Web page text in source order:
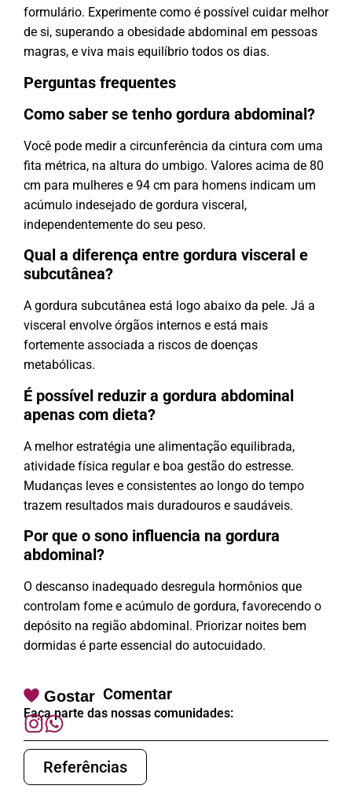
formulário. Experimente como é possível cuidar melhor
de si, superando a obesidade abdominal em pessoas
magras, e viva mais equilíbrio todos os dias.
Perguntas frequentes
Como saber se tenho gordura abdominal?
Você pode medir a circunferência da cintura com uma
fita métrica, na altura do umbigo. Valores acima de 80
cm para mulheres e 94 cm para homens indicam um
acúmulo indesejado de gordura visceral,
independentemente do seu peso.
Qual a diferença entre gordura visceral e
subcutânea?
A gordura subcutânea está logo abaixo da pele. Já a
visceral envolve órgãos internos e está mais
fortemente associada a riscos de doenças
metabólicas.
É possível reduzir a gordura abdominal
apenas com dieta?
A melhor estratégia une alimentação equilibrada,
atividade física regular e boa gestão do estresse.
Mudanças leves e consistentes ao longo do tempo
trazem resultados mais duradouros e saudáveis.
Por que o sono influencia na gordura
abdominal?
O descanso inadequado desregula hormônios que
controlam fome e acúmulo de gordura, favorecendo o
depósito na região abdominal. Priorizar noites bem
dormidas é parte essencial do autocuidado.
Gostar Comentar
Faça parte das nossas comunidades:
Referências